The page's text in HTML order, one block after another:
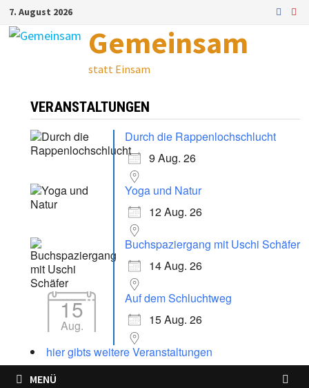
Zum
Inhalt
7. August 2026
Gemeinsam
statt Einsam
VERANSTALTUNGEN
Durch die Rappenlochschlucht
9 Aug. 26
Yoga und Natur
12 Aug. 26
Buchspaziergang mit Uschi Schäfer
14 Aug. 26
15
Aug.
Auf dem Schluchtweg
15 Aug. 26
hier gibts weitere Veranstaltungen
MENÜ